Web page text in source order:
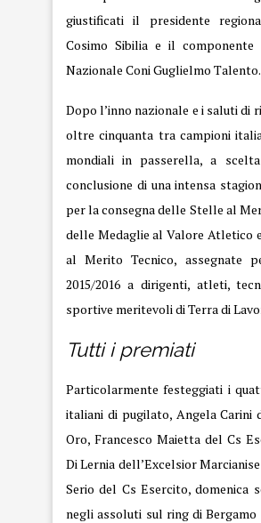
giustificati il presidente
Cosimo Sibilia e il componente
Nazionale Coni Guglielmo Talento.
Dopo l’inno nazionale e i saluti di
oltre cinquanta tra campioni
mondiali in passerella, a
conclusione di una intensa
per la consegna delle Stelle al
delle Medaglie al Valore Atletico
al Merito Tecnico, assegnate
2015/2016 a dirigenti, atleti,
sportive meritevoli di Terra di
Tutti i premiati
Particolarmente festeggiati i
italiani di pugilato, Angela Carini
Oro, Francesco Maietta del Cs
Di Lernia dell’Excelsior
Serio del Cs Esercito, domenica
negli assoluti sul ring di Bergamo